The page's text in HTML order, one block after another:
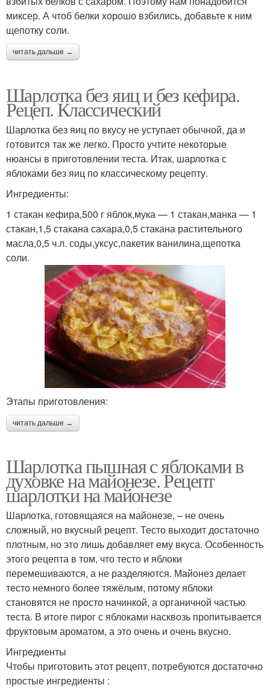
миксер. А чтоб белки хорошо взбились, добавьте к ним
щепотку соли.
читать дальше →
Шарлотка без яиц и без кефира.
Рецеп. Классический
Шарлотка без яиц по вкусу не уступает обычной, да и
готовится так же легко. Просто учтите некоторые
нюансы в приготовлении теста. Итак, шарлотка с
яблоками без яиц по классическому рецепту.
Ингредиенты:
1 стакан кефира,500 г яблок,мука — 1 стакан,манка — 1
стакан,1,5 стакана сахара,0,5 стакана растительного
масла,0,5 ч.л. соды,уксус,пакетик ванилина,щепотка
соли.
Этапы приготовления:
читать дальше →
Шарлотка пышная с яблоками в
духовке на майонезе. Рецепт
шарлотки на майонезе
Шарлотка, готовящаяся на майонезе, – не очень
сложный, но вкусный рецепт. Тесто выходит достаточно
плотным, но это лишь добавляет ему вкуса. Особенность
этого рецепта в том, что тесто и яблоки
перемешиваются, а не разделяются. Майонез делает
тесто немного более тяжёлым, потому яблоки
становятся не просто начинкой, а органичной частью
теста. В итоге пирог с яблоками насквозь пропитывается
фруктовым ароматом, а это очень и очень вкусно.
Ингредиенты
Чтобы приготовить этот рецепт, потребуются достаточно
простые ингредиенты :